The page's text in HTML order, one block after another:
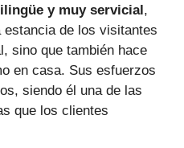
y muy servicial,
de los visitantes
sino que también hace
en casa. Sus esfuerzos
siendo él una de las
que los clientes